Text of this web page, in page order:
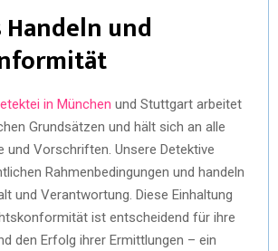
und
in München und Stuttgart arbeitet
Grundsätzen und hält sich an alle
und Vorschriften. Unsere Detektive
Rahmenbedingungen und handeln
und Verantwortung. Diese Einhaltung
ist entscheidend für ihre
den Erfolg ihrer Ermittlungen – ein